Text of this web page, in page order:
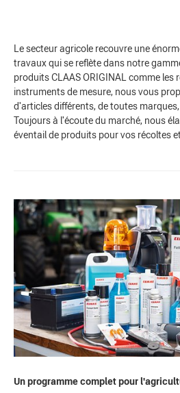
Le secteur agricole recouvre une
travaux qui se reflète dans notre
produits CLAAS ORIGINAL comme les
instruments de mesure, nous vous
d'articles différents, de toutes
Toujours à l'écoute du marché, nous
éventail de produits pour vos récoltes
Un programme complet pour